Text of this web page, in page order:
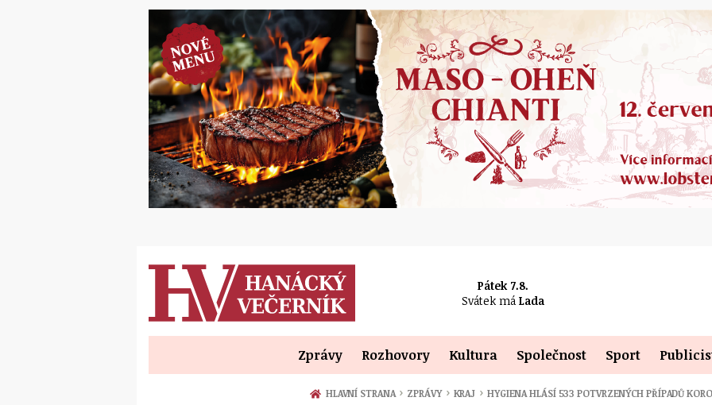
Pátek 7.8.
Svátek má Lada
Zprávy Rozhovory Kultura Společnost Sport
HLAVNÍ STRANA › ZPRÁVY › KRAJ › HYGIENA HLÁSÍ 533 POTVRZENÝCH PŘÍPADŮ